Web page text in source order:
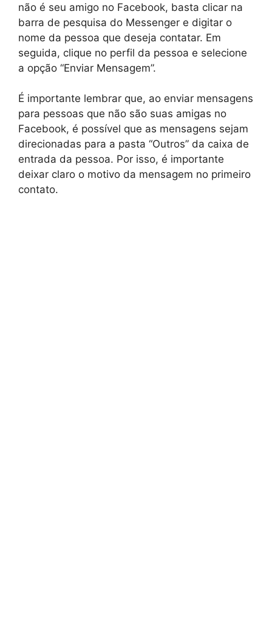
não é seu amigo no Facebook, basta clicar na
barra de pesquisa do Messenger e digitar o
nome da pessoa que deseja contatar. Em
seguida, clique no perfil da pessoa e selecione
a opção “Enviar Mensagem”.
É importante lembrar que, ao enviar mensagens
para pessoas que não são suas amigas no
Facebook, é possível que as mensagens sejam
direcionadas para a pasta “Outros” da caixa de
entrada da pessoa. Por isso, é importante
deixar claro o motivo da mensagem no primeiro
contato.